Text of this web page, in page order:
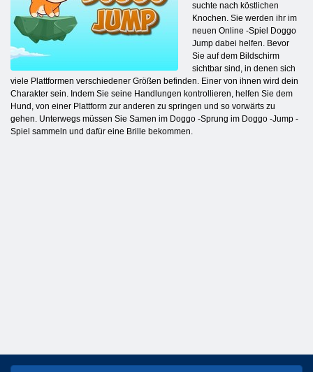
suchte nach köstlichen
Knochen. Sie werden ihr im
neuen Online -Spiel Doggo
Jump dabei helfen. Bevor
Sie auf dem Bildschirm
sichtbar sind, in denen sich
viele Plattformen verschiedener Größen befinden. Einer von ihnen wird dein
Charakter sein. Indem Sie seine Handlungen kontrollieren, helfen Sie dem
Hund, von einer Plattform zur anderen zu springen und so vorwärts zu
gehen. Unterwegs müssen Sie Samen im Doggo -Sprung im Doggo -Jump -
Spiel sammeln und dafür eine Brille bekommen.